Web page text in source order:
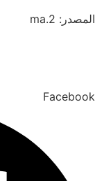
المصدر: 2.ma
Facebook